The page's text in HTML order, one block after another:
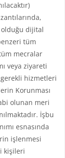
olduğu dijital
tüm
mecralar
veya ziyareti
gerekli hizmetleri
Korunması
olunan meri
İşbu
esnasında
işlenmesi
kişileri